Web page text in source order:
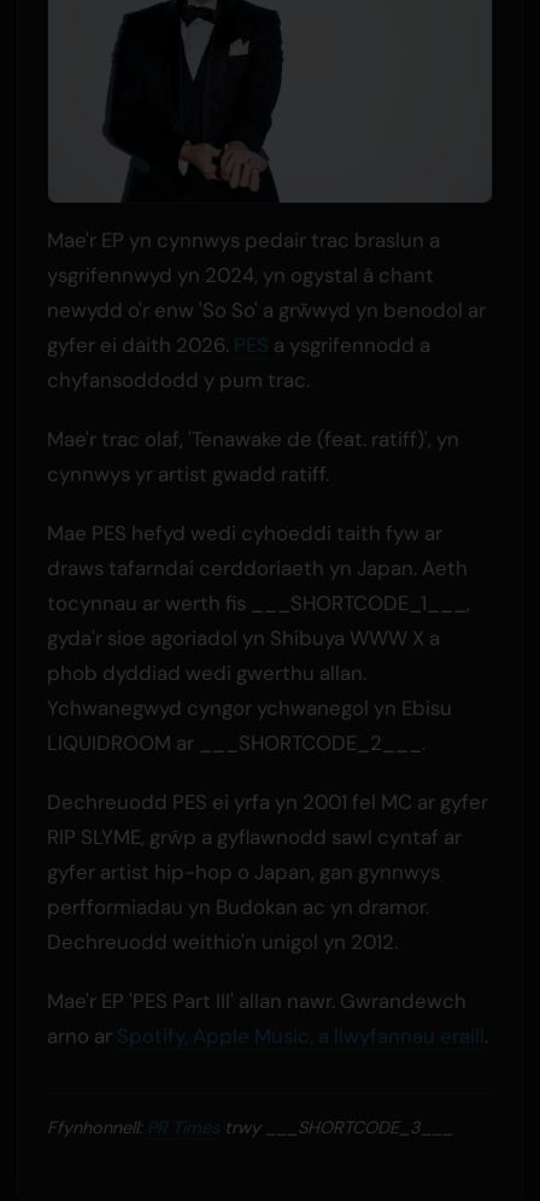
Mae'r EP yn cynnwys pedair trac braslun a
ysgrifennwyd yn 2024, yn ogystal â chant
newydd o'r enw 'So So' a grŵwyd yn benodol ar
gyfer ei daith 2026. PES a ysgrifennodd a
chyfansoddodd y pum trac.
Mae'r trac olaf, 'Tenawake de (feat. ratiff)', yn
cynnwys yr artist gwadd ratiff.
Mae PES hefyd wedi cyhoeddi taith fyw ar
draws tafarndai cerddoriaeth yn Japan. Aeth
tocynnau ar werth fis ___SHORTCODE_1___,
gyda'r sioe agoriadol yn Shibuya WWW X a
phob dyddiad wedi gwerthu allan.
Ychwanegwyd cyngor ychwanegol yn Ebisu
LIQUIDROOM ar ___SHORTCODE_2___.
Dechreuodd PES ei yrfa yn 2001 fel MC ar gyfer
RIP SLYME, grŵp a gyflawnodd sawl cyntaf ar
gyfer artist hip-hop o Japan, gan gynnwys
perfformiadau yn Budokan ac yn dramor.
Dechreuodd weithio'n unigol yn 2012.
Mae'r EP 'PES Part III' allan nawr. Gwrandewch
arno ar Spotify, Apple Music, a llwyfannau eraill.
Ffynhonnell: PR Timestrwy ___SHORTCODE_3___